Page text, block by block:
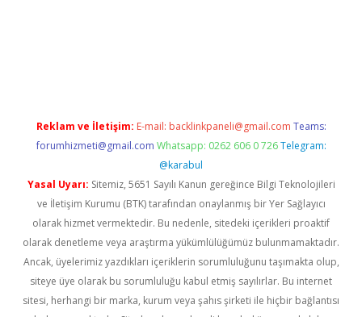
Reklam ve İletişim: E-mail: backlinkpaneli@gmail.com Teams:
forumhizmeti@gmail.com Whatsapp: 0262 606 0 726 Telegram:
@karabul
Yasal Uyarı: Sitemiz, 5651 Sayılı Kanun gereğince Bilgi Teknolojileri
ve İletişim Kurumu (BTK) tarafından onaylanmış bir Yer Sağlayıcı
olarak hizmet vermektedir. Bu nedenle, sitedeki içerikleri proaktif
olarak denetleme veya araştırma yükümlülüğümüz bulunmamaktadır.
Ancak, üyelerimiz yazdıkları içeriklerin sorumluluğunu taşımakta olup,
siteye üye olarak bu sorumluluğu kabul etmiş sayılırlar. Bu internet
sitesi, herhangi bir marka, kurum veya şahıs şirketi ile hiçbir bağlantısı